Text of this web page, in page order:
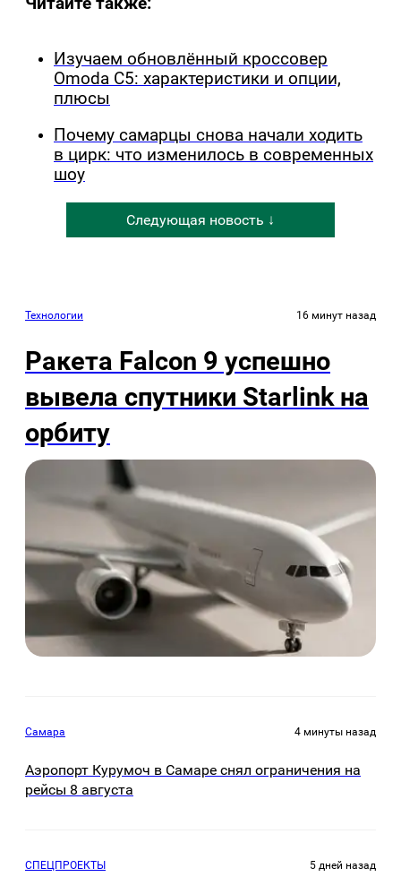
Изучаем обновлённый кроссовер
Omoda C5: характеристики и опции,
плюсы
Почему самарцы снова начали ходить
в цирк: что изменилось в современных
шоу
Следующая новость ↓
Технологии 16 минут назад
Ракета Falcon 9 успешно
вывела спутники Starlink на
орбиту
Самара 4 минуты назад
Аэропорт Курумоч в Самаре снял ограничения на
рейсы 8 августа
СПЕЦПРОЕКТЫ 5 дней назад